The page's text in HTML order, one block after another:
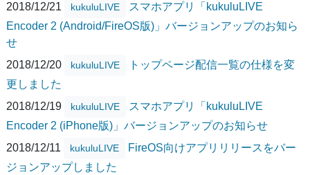
2018/12/21
kukuluLIVE
スマホアプリ「kukuluLIVE
Encoder 2 (Android/FireOS版)」バージョンアップのお知ら
せ
2018/12/20
kukuluLIVE
トップページ配信一覧の仕様を変
更しました
2018/12/19
kukuluLIVE
スマホアプリ「kukuluLIVE
Encoder 2 (iPhone版)」バージョンアップのお知らせ
2018/12/11
kukuluLIVE
FireOS向けアプリリリースをバー
ジョンアップしました